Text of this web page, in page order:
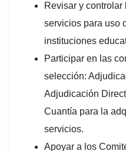
Revisar y
servicios para uso
instituciones
Participar en las
selección:
Adjudicación
Cuantía para la
servicios.
Apoyar a los